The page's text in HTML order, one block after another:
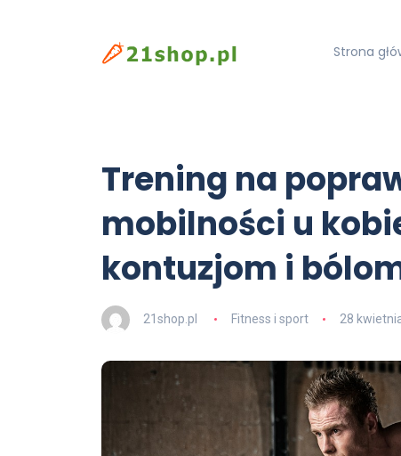
Strona
Trening na
mobilności u
kontuzjom i
21shop.pl Fitness i sport 28